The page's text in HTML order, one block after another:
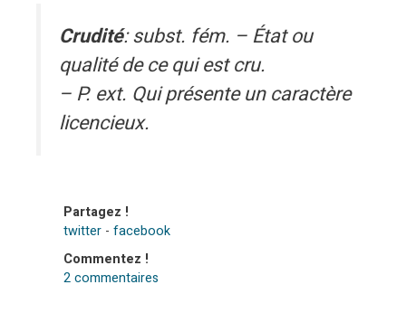
Crudité: subst. fém. – État ou
qualité de ce qui est cru.
– P. ext. Qui présente un caractère
licencieux.
Partagez !
twitter - facebook
Commentez !
2 commentaires